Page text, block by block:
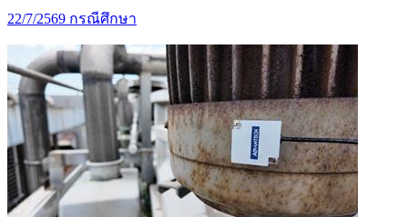
22/7/2569 กรณีศึกษา